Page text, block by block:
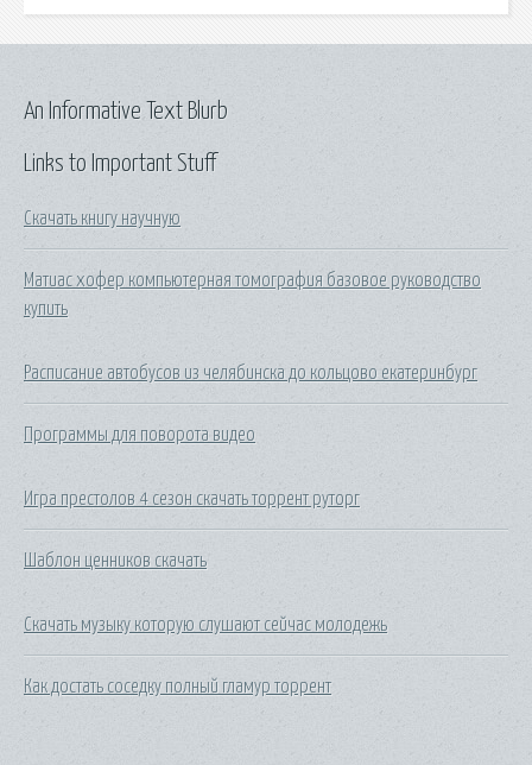
Links to Important Stuff
Скачать книгу научную
Матиас хофер компьютерная томография базовое руководство
купить
Расписание автобусов из челябинска до кольцово екатеринбург
Программы для поворота видео
Игра престолов 4 сезон скачать торрент руторг
Шаблон ценников скачать
Скачать музыку которую слушают сейчас молодежь
Как достать соседку полный гламур торрент
An Informative Text Blurb